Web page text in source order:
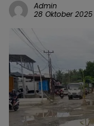
Admin
28 Oktober 2025